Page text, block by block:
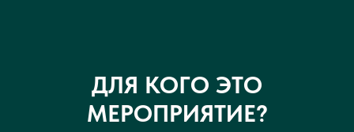
ДЛЯ КОГО ЭТО
МЕРОПРИЯТИЕ?